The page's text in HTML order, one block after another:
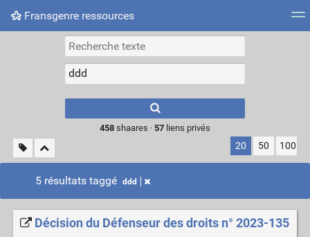
Fransgenre ressources
Most searched tags Connexion
results.
458shaares · 57liens privés
20 50 100
5 résultats taggé ddd
Décision du Défenseur des droits n° 2023-135